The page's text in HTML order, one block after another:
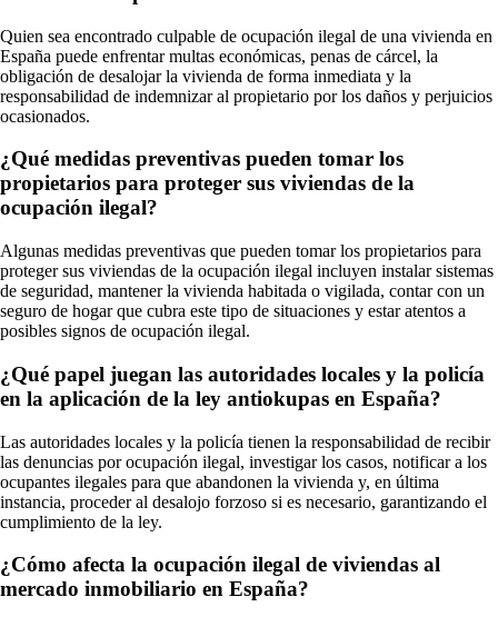
Quien sea encontrado culpable de ocupación ilegal de una vivienda en
España puede enfrentar multas económicas, penas de cárcel, la
obligación de desalojar la vivienda de forma inmediata y la
responsabilidad de indemnizar al propietario por los daños y perjuicios
ocasionados.
¿Qué medidas preventivas pueden tomar los
propietarios para proteger sus viviendas de la
ocupación ilegal?
Algunas medidas preventivas que pueden tomar los propietarios para
proteger sus viviendas de la ocupación ilegal incluyen instalar sistemas
de seguridad, mantener la vivienda habitada o vigilada, contar con un
seguro de hogar que cubra este tipo de situaciones y estar atentos a
posibles signos de ocupación ilegal.
¿Qué papel juegan las autoridades locales y la policía
en la aplicación de la ley antiokupas en España?
Las autoridades locales y la policía tienen la responsabilidad de recibir
las denuncias por ocupación ilegal, investigar los casos, notificar a los
ocupantes ilegales para que abandonen la vivienda y, en última
instancia, proceder al desalojo forzoso si es necesario, garantizando el
cumplimiento de la ley.
¿Cómo afecta la ocupación ilegal de viviendas al
mercado inmobiliario en España?